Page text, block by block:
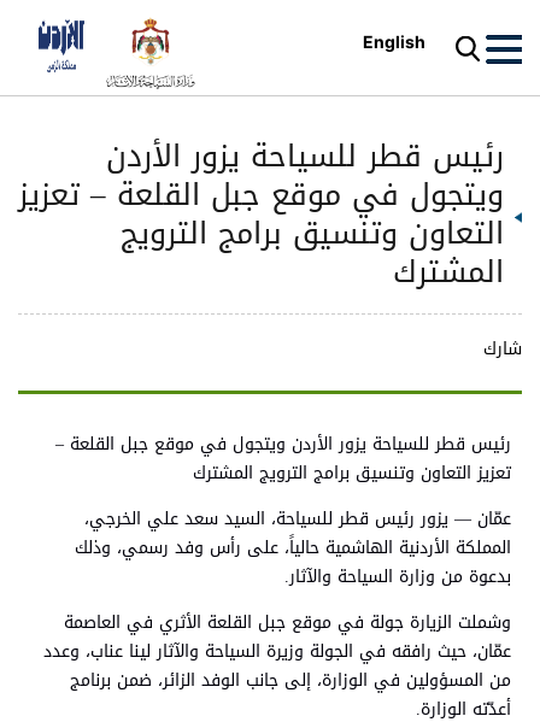
English
رئيس قطر للسياحة يزور الأردن
ويتجول في موقع جبل القلعة – تعزيز
التعاون وتنسيق برامج الترويج
المشترك
شارك
رئيس قطر للسياحة يزور الأردن ويتجول في موقع جبل القلعة –
تعزيز التعاون وتنسيق برامج الترويج المشترك
عمّان — يزور رئيس قطر للسياحة، السيد سعد علي الخرجي،
المملكة الأردنية الهاشمية حالياً، على رأس وفد رسمي، وذلك
بدعوة من وزارة السياحة والآثار.
وشملت الزيارة جولة في موقع جبل القلعة الأثري في العاصمة
عمّان، حيث رافقه في الجولة وزيرة السياحة والآثار لينا عناب، وعدد
من المسؤولين في الوزارة، إلى جانب الوفد الزائر، ضمن برنامج
أعدّته الوزارة.